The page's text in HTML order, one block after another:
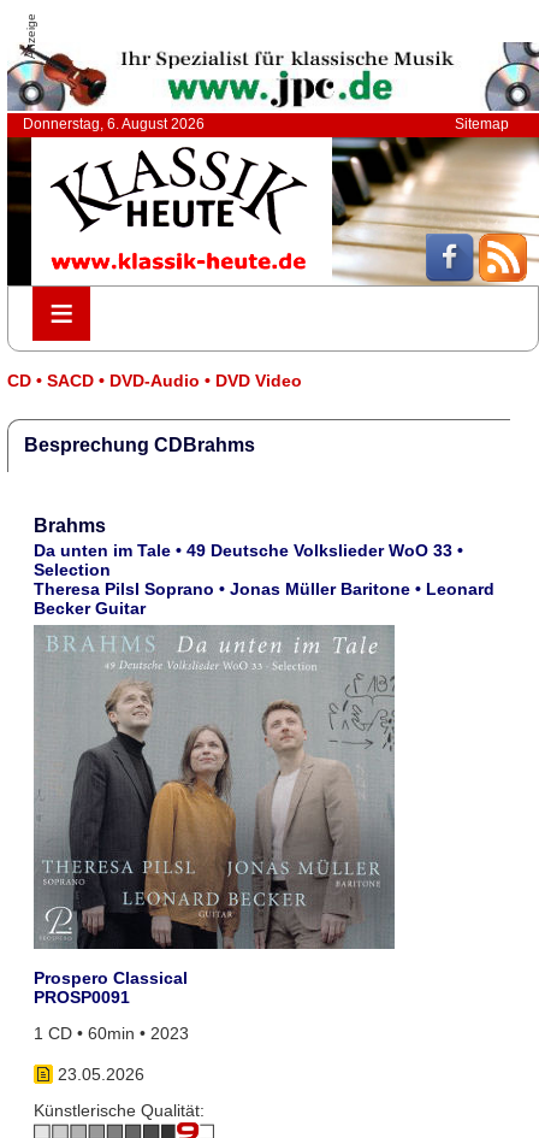
Anzeige
Donnerstag, 6. August 2026 Sitemap
≡
≡
CD • SACD • DVD-Audio • DVD Video
Besprechung CDBrahms
Brahms
Da unten im Tale • 49 Deutsche Volkslieder WoO 33 •
Selection
Theresa Pilsl Soprano • Jonas Müller Baritone • Leonard
Becker Guitar
Prospero Classical
PROSP0091
1 CD • 60min • 2023
23.05.2026
Künstlerische Qualität: